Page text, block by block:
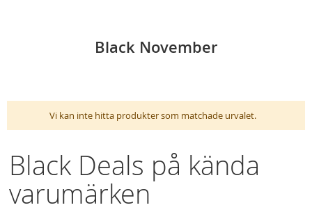
Black November
Vi kan inte hitta produkter som matchade urvalet.
Black Deals på kända
varumärken